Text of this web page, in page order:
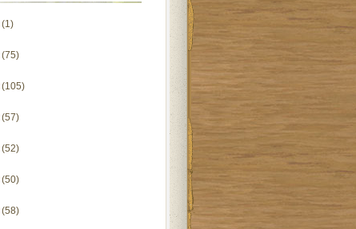
(1)
(75)
(105)
(57)
(52)
(50)
(58)